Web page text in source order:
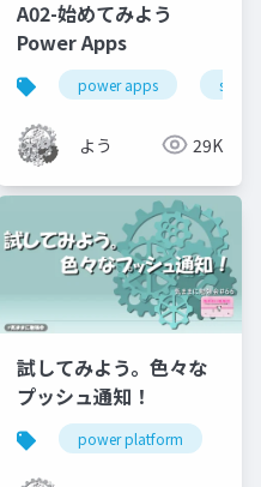
power automate sharepoint
A02-始めてみよう
Power Apps
power apps
よう 29K
試してみよう。色々な
プッシュ通知！
power platform